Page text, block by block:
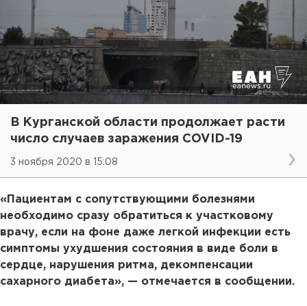
В Курганской области продолжает расти
число случаев заражения COVID-19
3 ноября 2020 в 15:08
«Пациентам с сопутствующими болезнями
необходимо сразу обратиться к участковому
врачу, если на фоне даже легкой инфекции есть
симптомы ухудшения состояния в виде боли в
сердце, нарушения ритма, декомпенсации
сахарного диабета», — отмечается в сообщении.